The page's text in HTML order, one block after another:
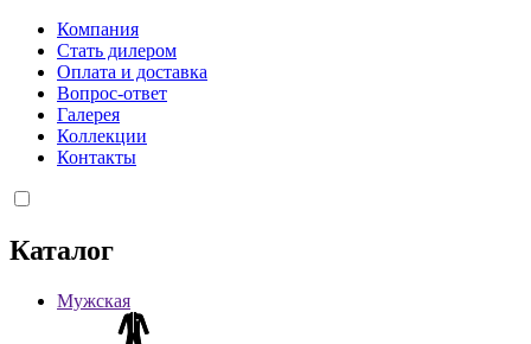
Компания
Стать дилером
Оплата и доставка
Вопрос-ответ
Галерея
Коллекции
Контакты
Каталог
Мужская